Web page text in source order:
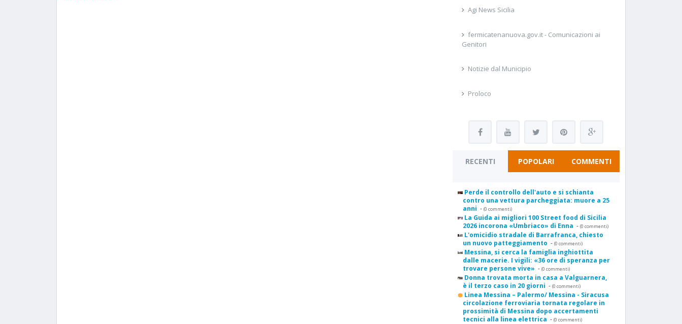
Agi News Sicilia
fermicatenanuova.gov.it - Comunicazioni ai
Genitori
Notizie dal Municipio
Proloco
RECENTI POPOLARI COMMENTI
Perde il controllo dell'auto e si schianta
contro una vettura parcheggiata: muore a 25
anni - (0 commenti)
La Guida ai migliori 100 Street food di Sicilia
2026 incorona «Umbriaco» di Enna - (0 commenti)
L'omicidio stradale di Barrafranca, chiesto
un nuovo patteggiamento - (0 commenti)
Messina, si cerca la famiglia inghiottita
dalle macerie. I vigili: «36 ore di speranza per
trovare persone vive» - (0 commenti)
Donna trovata morta in casa a Valguarnera,
è il terzo caso in 20 giorni - (0 commenti)
Linea Messina – Palermo/ Messina - Siracusa
circolazione ferroviaria tornata regolare in
prossimità di Messina dopo accertamenti
tecnici alla linea elettrica - (0 commenti)